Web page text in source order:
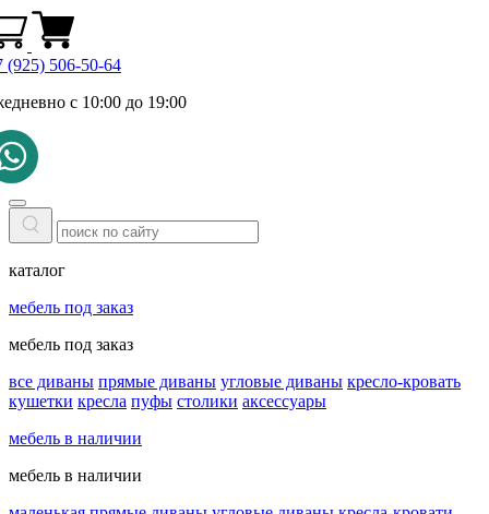
(925) 506-50-64
с 10:00 до 19:00
каталог
мебель под заказ
мебель под заказ
все диваны прямые диваны угловые диваны кресло-кровать
кушетки кресла пуфы столики аксессуары
мебель в наличии
мебель в наличии